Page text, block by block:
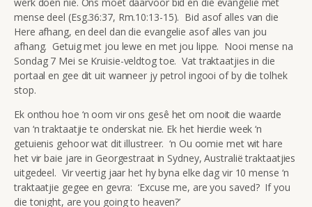
mense deel (Esg.36:37, Rm.10:13-15). Bid asof alles van die
Here afhang, en deel dan die evangelie asof alles van jou
afhang. Getuig met jou lewe en met jou lippe. Nooi mense na
Sondag 7 Mei se Kruisie-veldtog toe. Vat traktaatjies in die
portaal en gee dit uit wanneer jy petrol ingooi of by die tolhek
stop.
Ek onthou hoe ‘n oom vir ons gesê het om nooit die waarde
van ‘n traktaatjie te onderskat nie. Ek het hierdie week ‘n
getuienis gehoor wat dit illustreer. ‘n Ou oomie met wit hare
het vir baie jare in Georgestraat in Sydney, Australië traktaatjies
uitgedeel. Vir veertig jaar het hy byna elke dag vir 10 mense ‘n
traktaatjie gegee en gevra: ‘Excuse me, are you saved? If you
die tonight, are you going to heaven?’